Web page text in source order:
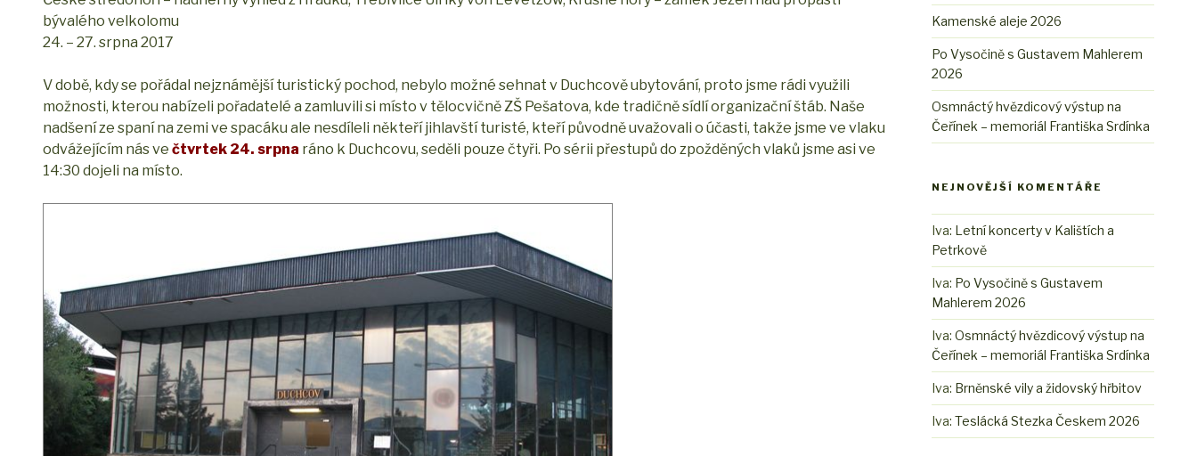
bývalého velkolomu
24. – 27. srpna 2017
V době, kdy se pořádal nejznámější turistický pochod, nebylo možné sehnat v Duchcově ubytování, proto jsme rádi využili
možnosti, kterou nabízeli pořadatelé a zamluvili si místo v tělocvičně ZŠ Pešatova, kde tradičně sídlí organizační štáb. Naše
nadšení ze spaní na zemi ve spacáku ale nesdíleli někteří jihlavští turisté, kteří původně uvažovali o účasti, takže jsme ve vlaku
odvážejícím nás ve čtvrtek 24. srpna ráno k Duchcovu, seděli pouze čtyři. Po sérii přestupů do zpožděných vlaků jsme asi ve
14:30 dojeli na místo.
Kamenské aleje 2026
Po Vysočině s Gustavem Mahlerem
2026
Osmnáctý hvězdicový výstup na
Čeřínek – memoriál Františka Srdínka
NEJNOVĚJŠÍ KOMENTÁŘE
Iva: Letní koncerty v Kalištích a
Petrkově
Iva: Po Vysočině s Gustavem
Mahlerem 2026
Iva:Osmnáctý hvězdicový výstup na
Čeřínek – memoriál Františka Srdínka
Iva: Brněnské vily a židovský hřbitov
Iva:Teslácká Stezka Českem 2026